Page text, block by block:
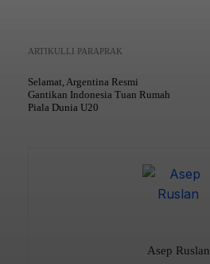
ARTIKULLI PARAPRAK
Selamat, Argentina Resmi
Gantikan Indonesia Tuan Rumah
Piala Dunia U20
Asep Ruslan